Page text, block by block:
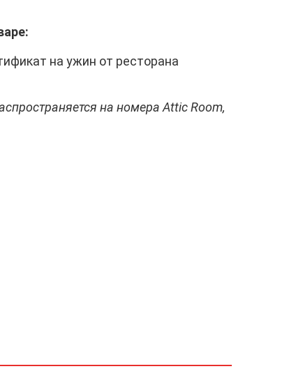
на ужин от ресторана
на номера Attic Room,